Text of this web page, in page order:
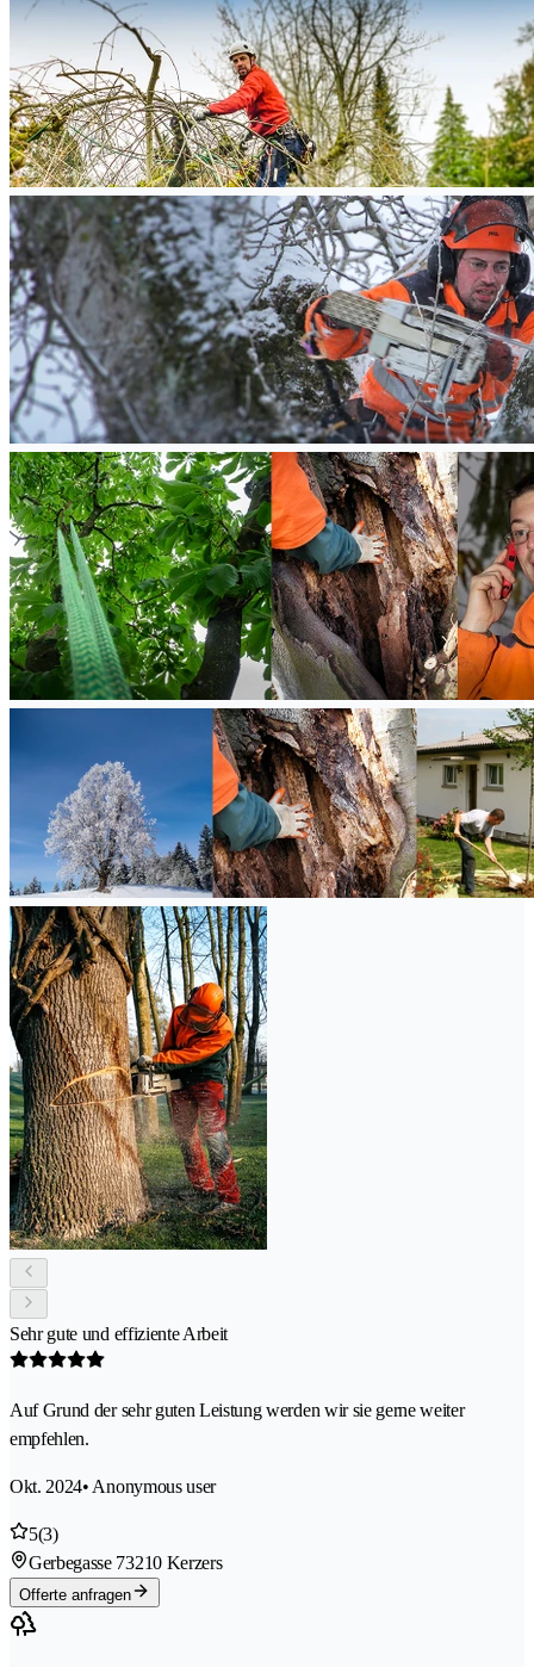
Sehr gute und effiziente Arbeit
Auf Grund der sehr guten Leistung werden wir sie gerne weiter
empfehlen.
Okt. 2024• Anonymous user
5(3)
Gerbegasse 73210 Kerzers
Offerte anfragen